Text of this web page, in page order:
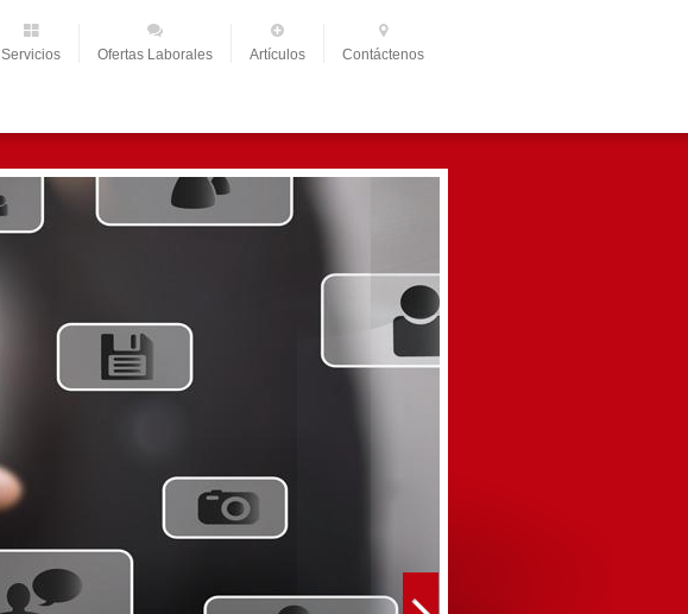
Servicios Ofertas Laborales Artículos Contáctenos